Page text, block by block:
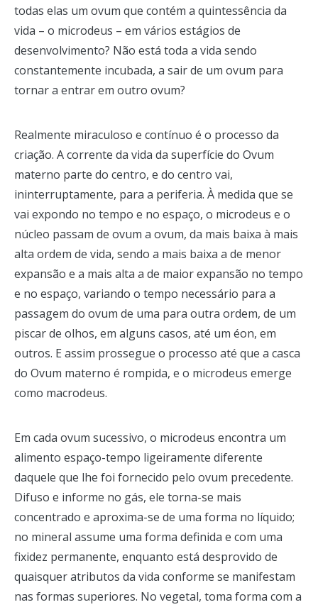
todas elas um ovum que contém a quintessência da
vida – o microdeus – em vários estágios de
desenvolvimento? Não está toda a vida sendo
constantemente incubada, a sair de um ovum para
tornar a entrar em outro ovum?
Realmente miraculoso e contínuo é o processo da
criação. A corrente da vida da superfície do Ovum
materno parte do centro, e do centro vai,
ininterruptamente, para a periferia. À medida que se
vai expondo no tempo e no espaço, o microdeus e o
núcleo passam de ovum a ovum, da mais baixa à mais
alta ordem de vida, sendo a mais baixa a de menor
expansão e a mais alta a de maior expansão no tempo
e no espaço, variando o tempo necessário para a
passagem do ovum de uma para outra ordem, de um
piscar de olhos, em alguns casos, até um éon, em
outros. E assim prossegue o processo até que a casca
do Ovum materno é rompida, e o microdeus emerge
como macrodeus.
Em cada ovum sucessivo, o microdeus encontra um
alimento espaço-tempo ligeiramente diferente
daquele que lhe foi fornecido pelo ovum precedente.
Difuso e informe no gás, ele torna-se mais
concentrado e aproxima-se de uma forma no líquido;
no mineral assume uma forma definida e com uma
fixidez permanente, enquanto está desprovido de
quaisquer atributos da vida conforme se manifestam
nas formas superiores. No vegetal, toma forma com a